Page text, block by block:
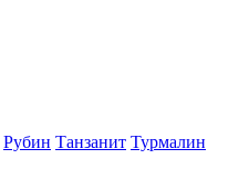
Рубин Танзанит Турмалин